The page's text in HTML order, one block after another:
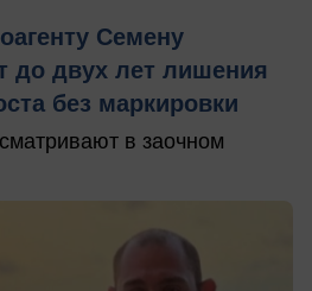
Семену
до двух лет лишения
без маркировки
в заочном